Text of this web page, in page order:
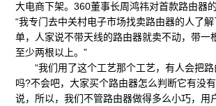
大电商下架。360董事长周鸿祎对首款路由器
“我专门去中关村电子市场找卖路由器的人了
单，人家说不带天线的路由器就卖不动，带一
至少两根以上。”
“我们用了这个工艺那个工艺，有人会把路
吗?不会吧，大家买个路由器怎么判断它有没
说，所以，我们不管路由器做得多么小巧，用